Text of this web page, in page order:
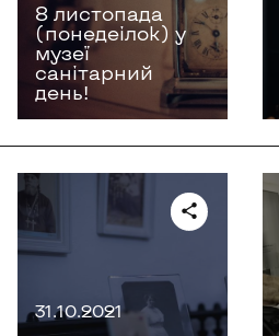
8 листопада
(понедеілок) у
музеї
санітарний
день!
31.10.2021